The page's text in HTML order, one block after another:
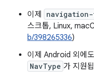
이제
스크톱, Linux,
b/398265336)
이제 Android 외에
NavType 가 지원